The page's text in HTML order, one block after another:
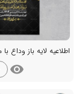
visibility